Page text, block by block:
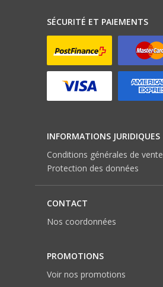
SÉCURITÉ ET PAIEMENTS
INFORMATIONS JURIDIQUES
Conditions générales de vente
Protection des données
CONTACT
Nos coordonnées
PROMOTIONS
Voir nos promotions